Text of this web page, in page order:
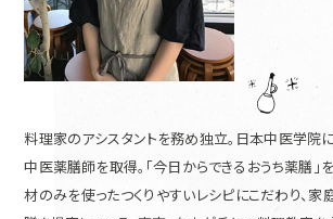
料理家のアシスタントを務め独立。日本中医学院
中医薬膳師を取得。「今日からできるおうち薬膳」
材のみを使ったつくりやすいレシピにこだわり、